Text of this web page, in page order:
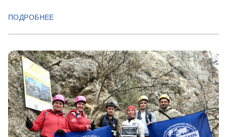
ПОДРОБНЕЕ